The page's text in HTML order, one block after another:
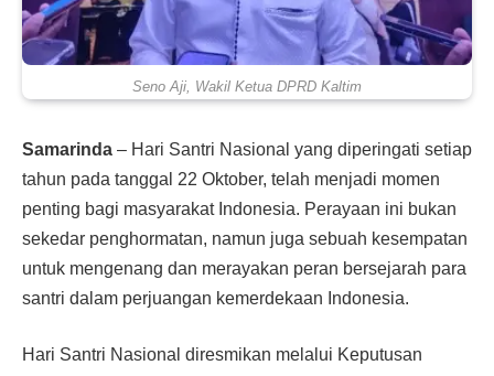
Seno Aji, Wakil Ketua DPRD Kaltim
Samarinda – Hari Santri Nasional yang diperingati setiap
tahun pada tanggal 22 Oktober, telah menjadi momen
penting bagi masyarakat Indonesia. Perayaan ini bukan
sekedar penghormatan, namun juga sebuah kesempatan
untuk mengenang dan merayakan peran bersejarah para
santri dalam perjuangan kemerdekaan Indonesia.
Hari Santri Nasional diresmikan melalui Keputusan